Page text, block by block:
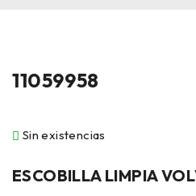
11059958
Sin existencias
ESCOBILLA LIMPIA